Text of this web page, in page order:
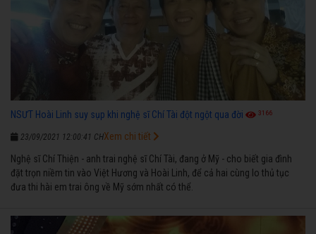
NSƯT Hoài Linh suy sụp khi nghệ sĩ Chí Tài đột ngột qua đời 3166
23/09/2021 12:00:41 CH
Nghệ sĩ Chí Thiện - anh trai nghệ sĩ Chí Tài, đang ở Mỹ - cho biết gia đình
đặt trọn niềm tin vào Việt Hương và Hoài Linh, để cả hai cùng lo thủ tục
đưa thi hài em trai ông về Mỹ sớm nhất có thể.
Xem chi tiết